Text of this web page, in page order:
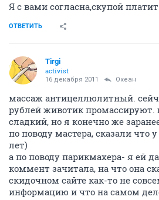
Я с вами согласна,скупой
ОТВЕТИТЬ
Tirgi
activist
16 декабря 2011 Океан
массаж антицеллюлитный.
рублей животик
сладкий, но я конечно же
по поводу мастера, сказали что
лет)
а по поводу парикмахера- я ей
коммент зачитала, на что она
скидочном сайте как-то не
информацию и что на самом